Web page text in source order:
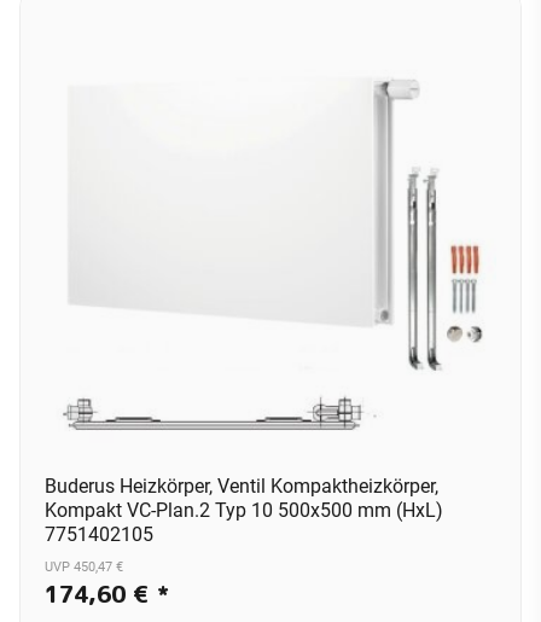
Buderus Heizkörper, Ventil Kompaktheizkörper,
Kompakt VC-Plan.2 Typ 10 500x500 mm (HxL)
7751402105
UVP 450,47 €
174,60 € *